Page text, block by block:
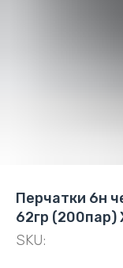
Перчатки 6н
62гр (200пар)
SKU: